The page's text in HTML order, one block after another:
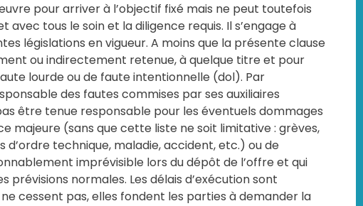
pour arriver à l’objectif fixé mais ne peut toutefois
tous le soin et la diligence requis. Il s’engage à
législations en vigueur. A moins que la présente clause
ou indirectement retenue, à quelque titre et pour
lourde ou de faute intentionnelle (dol). Par
des fautes commises par ses auxiliaires
être tenue responsable pour les éventuels dommages
majeure (sans que cette liste ne soit limitative : grèves,
technique, maladie, accident, etc.) ou de
imprévisible lors du dépôt de l’offre et qui
normales. Les délais d’exécution sont
cessent pas, elles fondent les parties à demander la